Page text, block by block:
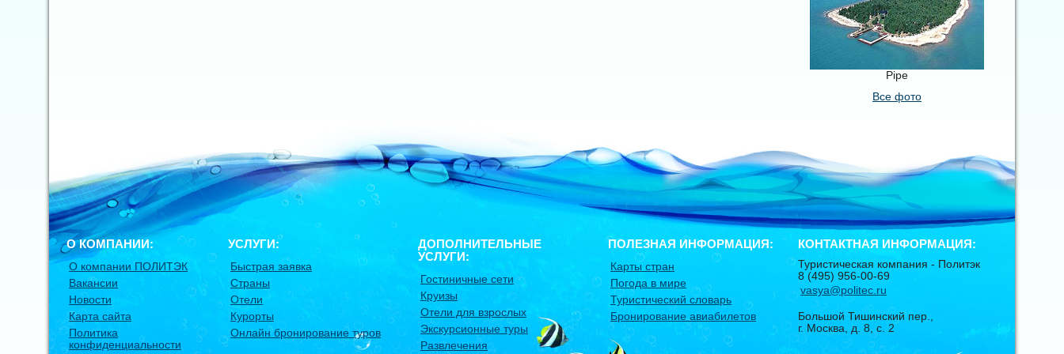
Pipe
Все фото
О КОМПАНИИ:
О компании ПОЛИТЭК
Вакансии
Новости
Карта сайта
Политика
конфиденциальности
УСЛУГИ:
Быстрая заявка
Страны
Отели
Курорты
Онлайн бронирование туров
ДОПОЛНИТЕЛЬНЫЕ
УСЛУГИ:
Гостиничные сети
Круизы
Отели для взрослых
Экскурсионные туры
Развлечения
ПОЛЕЗНАЯ ИНФОРМАЦИЯ:
Карты стран
Погода в мире
Туристический словарь
Бронирование авиабилетов
КОНТАКТНАЯ ИНФОРМАЦИЯ:
Туристическая компания - Политэк
8 (495) 956-00-69
vasya@politec.ru
Большой Тишинский пер.,
г. Москва
д. 8, с. 2